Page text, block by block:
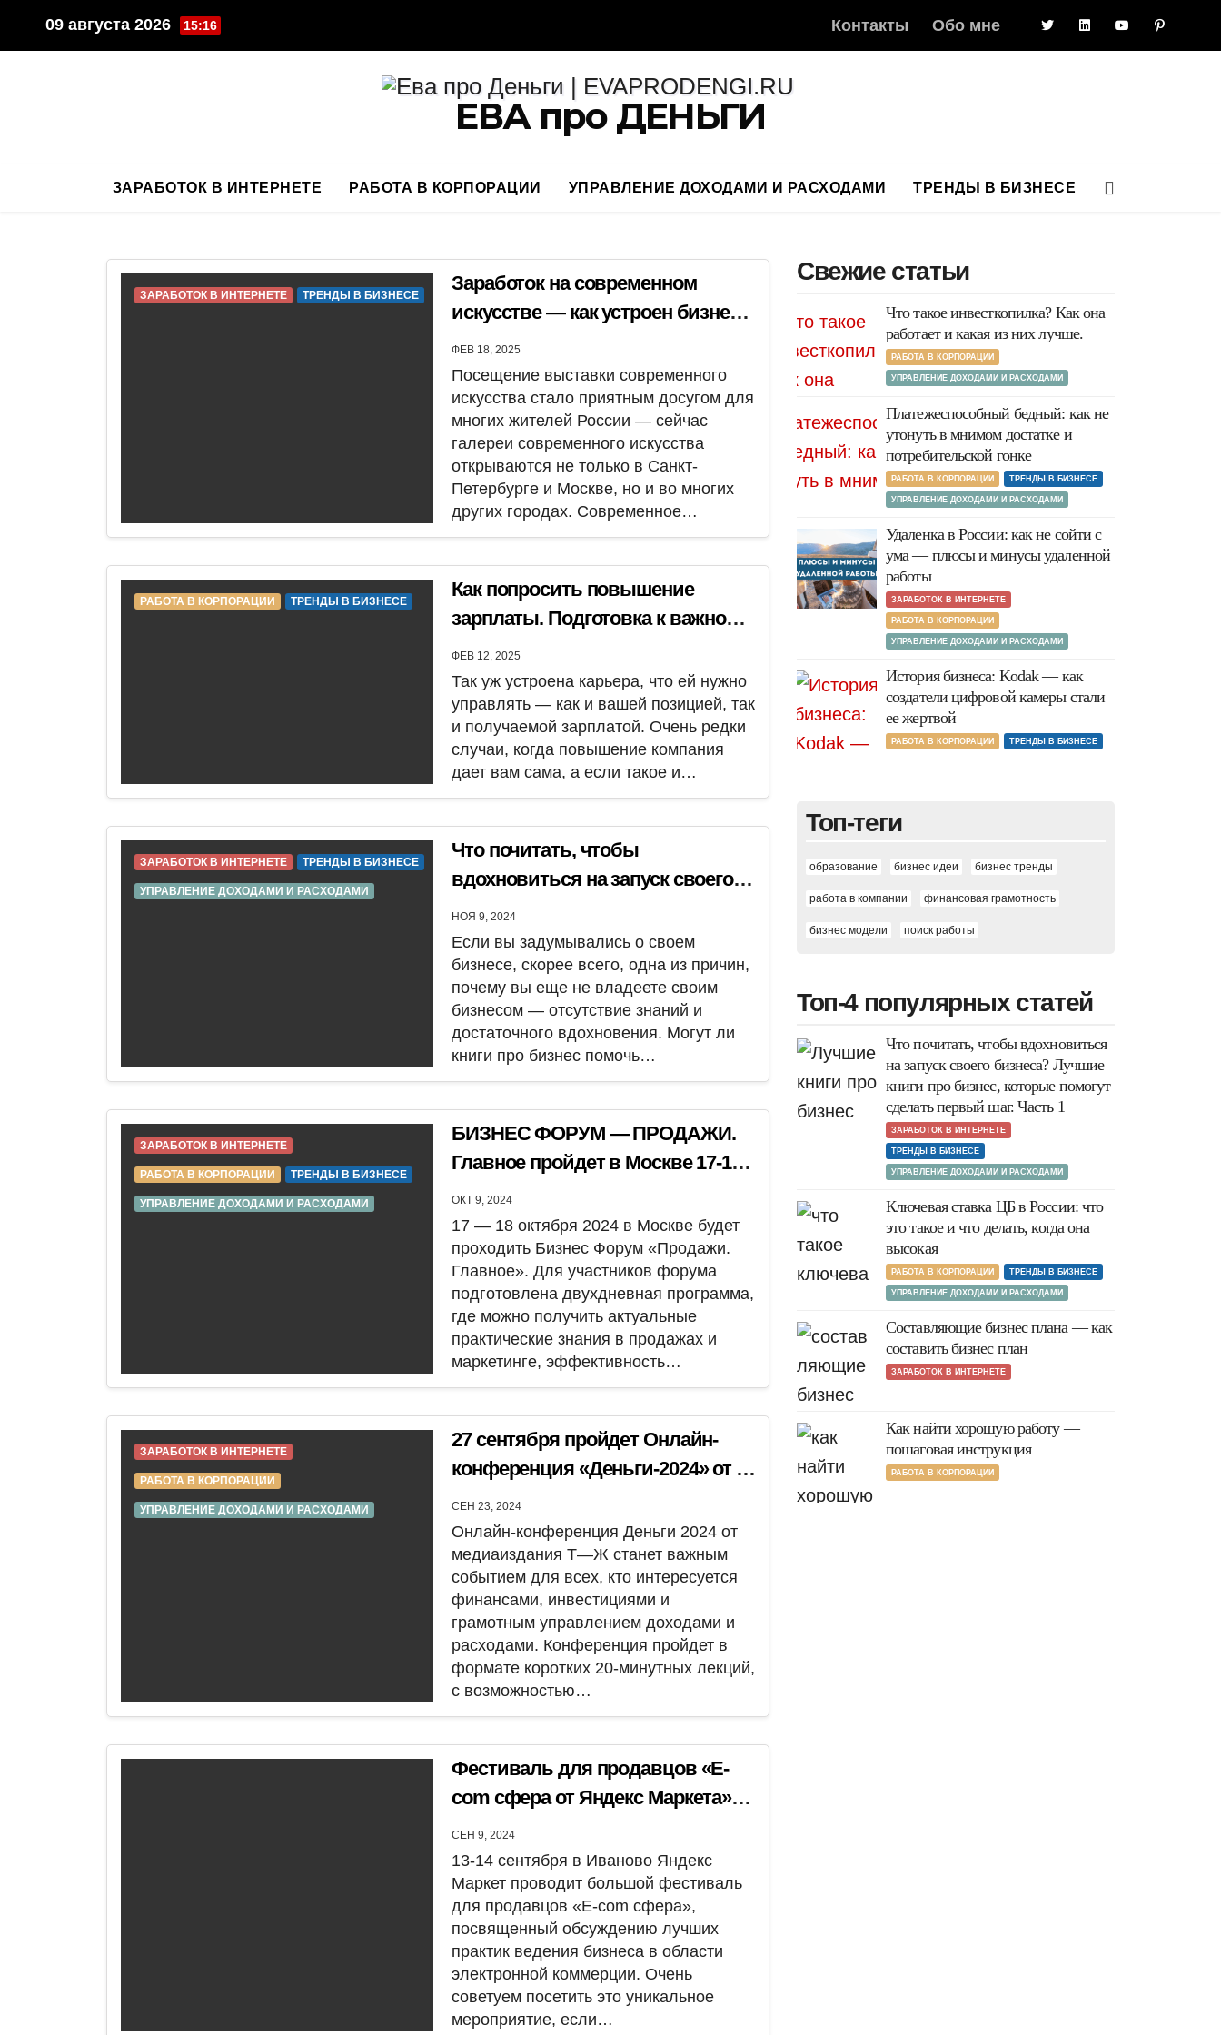
09 августа 2026 15:16 Контакты Обо мне
ЕВА про ДЕНЬГИ
ЗАРАБОТОК В ИНТЕРНЕТЕ РАБОТА В КОРПОРАЦИИ УПРАВЛЕНИЕ ДОХОДАМИ И РАСХОДАМИ ТРЕНДЫ В БИЗНЕСЕ
ЗАРАБОТОК В ИНТЕРНЕТЕ ТРЕНДЫ В БИЗНЕСЕ
Заработок на современном
искусстве — как устроен бизнес
арт-галерей
ФЕВ 18, 2025
Посещение выставки современного
искусства стало приятным досугом для
многих жителей России — сейчас
галереи современного искусства
открываются не только в Санкт-
Петербурге и Москве, но и во многих
других городах. Современное…
РАБОТА В КОРПОРАЦИИ ТРЕНДЫ В БИЗНЕСЕ
Как попросить повышение
зарплаты. Подготовка к важному
разговору
ФЕВ 12, 2025
Так уж устроена карьера, что ей нужно
управлять — как и вашей позицией, так
и получаемой зарплатой. Очень редки
случаи, когда повышение компания
дает вам сама, а если такое и…
ЗАРАБОТОК В ИНТЕРНЕТЕ ТРЕНДЫ В БИЗНЕСЕ
УПРАВЛЕНИЕ ДОХОДАМИ И РАСХОДАМИ
Что почитать, чтобы
вдохновиться на запуск своего
бизнеса? Лучшие книги про
бизнес, которые помогут сделать
первый шаг. Часть 1
НОЯ 9, 2024
Если вы задумывались о своем
бизнесе, скорее всего, одна из причин,
почему вы еще не владеете своим
бизнесом — отсутствие знаний и
достаточного вдохновения. Могут ли
книги про бизнес помочь…
ЗАРАБОТОК В ИНТЕРНЕТЕ
РАБОТА В КОРПОРАЦИИ ТРЕНДЫ В БИЗНЕСЕ
УПРАВЛЕНИЕ ДОХОДАМИ И РАСХОДАМИ
БИЗНЕС ФОРУМ — ПРОДАЖИ.
Главное пройдет в Москве 17-18
октября 2024
ОКТ 9, 2024
17 — 18 октября 2024 в Москве будет
проходить Бизнес Форум «Продажи.
Главное». Для участников форума
подготовлена двухдневная программа,
где можно получить актуальные
практические знания в продажах и
маркетинге, эффективность…
ЗАРАБОТОК В ИНТЕРНЕТЕ
РАБОТА В КОРПОРАЦИИ
УПРАВЛЕНИЕ ДОХОДАМИ И РАСХОДАМИ
27 сентября пройдет Онлайн-
конференция «Деньги-2024» от Т-
Ж
СЕН 23, 2024
Онлайн-конференция Деньги 2024 от
медиаиздания Т—Ж станет важным
событием для всех, кто интересуется
финансами, инвестициями и
грамотным управлением доходами и
расходами. Конференция пройдет в
формате коротких 20-минутных лекций,
с возможностью…
Фестиваль для продавцов «E-
com сфера от Яндекс Маркета»
пройдет в г. Иваново 13-14
сентября
СЕН 9, 2024
13-14 сентября в Иваново Яндекс
Маркет проводит большой фестиваль
для продавцов «E-com сфера»,
посвященный обсуждению лучших
практик ведения бизнеса в области
электронной коммерции. Очень
советуем посетить это уникальное
мероприятие, если…
Свежие статьи
Что такое инвесткопилка? Как она
работает и какая из них лучше.
РАБОТА В КОРПОРАЦИИ
УПРАВЛЕНИЕ ДОХОДАМИ И РАСХОДАМИ
Платежеспособный бедный: как не
утонуть в мнимом достатке и
потребительской гонке
РАБОТА В КОРПОРАЦИИ ТРЕНДЫ В БИЗНЕСЕ
УПРАВЛЕНИЕ ДОХОДАМИ И РАСХОДАМИ
Удаленка в России: как не сойти с
ума — плюсы и минусы удаленной
работы
ЗАРАБОТОК В ИНТЕРНЕТЕ
РАБОТА В КОРПОРАЦИИ
УПРАВЛЕНИЕ ДОХОДАМИ И РАСХОДАМИ
История бизнеса: Kodak — как
создатели цифровой камеры стали
ее жертвой
РАБОТА В КОРПОРАЦИИ ТРЕНДЫ В БИЗНЕСЕ
Топ-теги
образование бизнес идеи бизнес тренды
работа в компании финансовая грамотность
бизнес модели поиск работы
Топ-4 популярных статей
Что почитать, чтобы вдохновиться
на запуск своего бизнеса? Лучшие
книги про бизнес, которые помогут
сделать первый шаг. Часть 1
ЗАРАБОТОК В ИНТЕРНЕТЕ
ТРЕНДЫ В БИЗНЕСЕ
УПРАВЛЕНИЕ ДОХОДАМИ И РАСХОДАМИ
Ключевая ставка ЦБ в России: что
это такое и что делать, когда она
высокая
РАБОТА В КОРПОРАЦИИ ТРЕНДЫ В БИЗНЕСЕ
УПРАВЛЕНИЕ ДОХОДАМИ И РАСХОДАМИ
Составляющие бизнес плана — как
составить бизнес план
ЗАРАБОТОК В ИНТЕРНЕТЕ
Как найти хорошую работу —
пошаговая инструкция
РАБОТА В КОРПОРАЦИИ